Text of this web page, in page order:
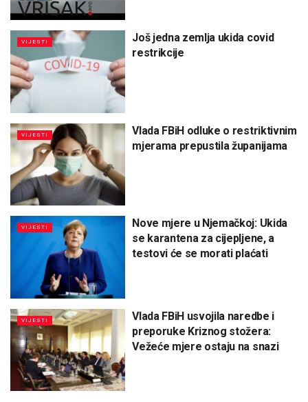
VIJESTI
Još jedna zemlja ukida covid
restrikcije
VIJESTI
Vlada FBiH odluke o restriktivnim
mjerama prepustila županijama
VIJESTI
Nove mjere u Njemačkoj: Ukida
se karantena za cijepljene, a
testovi će se morati plaćati
VIJESTI
Vlada FBiH usvojila naredbe i
preporuke Kriznog stožera:
Vežeće mjere ostaju na snazi